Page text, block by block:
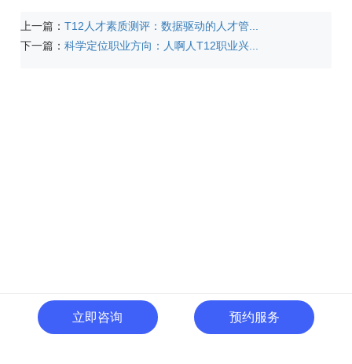
上一篇：T12人才素质测评：数据驱动的人才管...
下一篇：科学定位职业方向：人啊人T12职业兴...
全国热线: 400-996-0801
立即咨询 预约服务